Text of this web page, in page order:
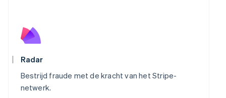
Radar
Bestrijd fraude met de kracht van het Stripe-
netwerk.
Portugal
Português
English
Singapore
English